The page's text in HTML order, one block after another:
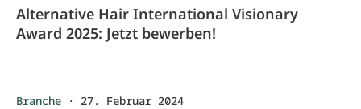
Alternative Hair International Visionary
Award 2025: Jetzt bewerben!
Branche · 27. Februar 2024